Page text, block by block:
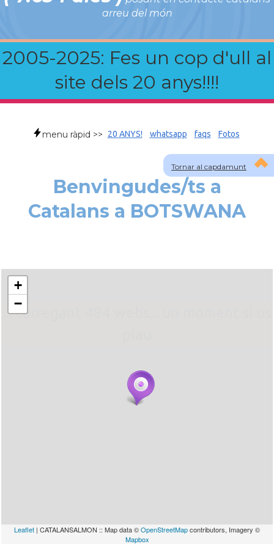
arreu del món
2005-2025: Fes un cop d'ull al
site dels 20 anys!!!!
Tornar al capdamunt
menu ràpid >> 20 ANYS! whatsapp faqs Fotos
Benvingudes/ts a
Catalans a BOTSWANA
... carregant 484 webs... un moment si us
+
−
Leaflet | CATALANSALMON :: Map data ©OpenStreetMapcontributors, Imagery ©
Mapbox